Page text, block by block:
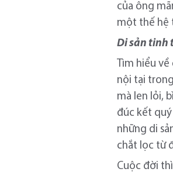
của ông
một thế hệ
Di sản tinh
Tìm hiểu
nội tại
mà len lỏi,
đúc kết quý
những di
chắt lọc từ
Cuộc đời